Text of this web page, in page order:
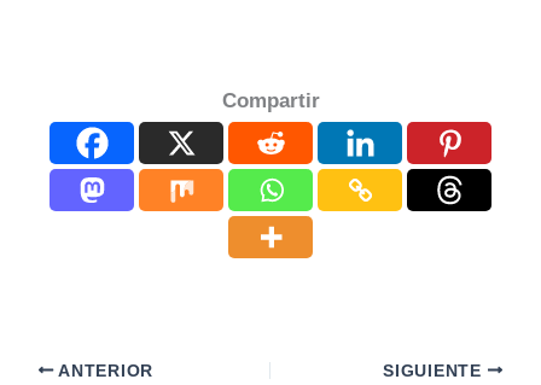
Compartir
ANTERIOR SIGUIENTE